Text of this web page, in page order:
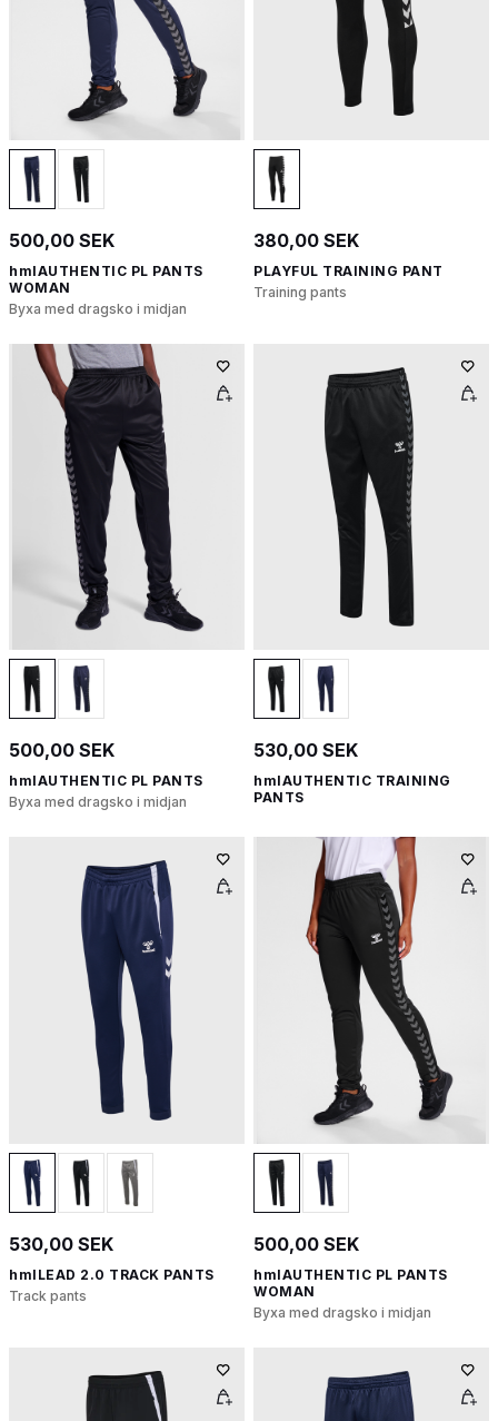
500,00 SEK
hmlAUTHENTIC PL PANTS
WOMAN
Byxa med dragsko i midjan
380,00 SEK
PLAYFUL TRAINING PANT
Training pants
500,00 SEK
hmlAUTHENTIC PL PANTS
Byxa med dragsko i midjan
530,00 SEK
hmlAUTHENTIC TRAINING
PANTS
530,00 SEK
hmlLEAD 2.0 TRACK PANTS
Track pants
500,00 SEK
hmlAUTHENTIC PL PANTS
WOMAN
Byxa med dragsko i midjan